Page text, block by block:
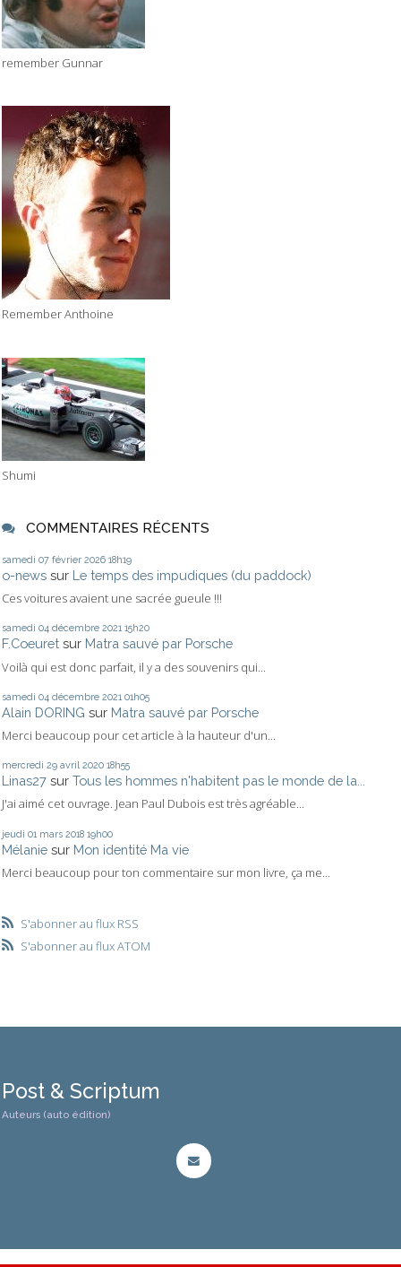
remember Gunnar
Remember Anthoine
Shumi
COMMENTAIRES RÉCENTS
samedi 07 février 2026 18h19
o-news sur Le temps des impudiques (du paddock)
Ces voitures avaient une sacrée gueule !!!
samedi 04 décembre 2021 15h20
F.Coeuret sur Matra sauvé par Porsche
Voilà qui est donc parfait, il y a des souvenirs qui...
samedi 04 décembre 2021 01h05
Alain DORING sur Matra sauvé par Porsche
Merci beaucoup pour cet article à la hauteur d'un...
mercredi 29 avril 2020 18h55
Linas27 sur Tous les hommes n'habitent pas le monde de la...
J'ai aimé cet ouvrage. Jean Paul Dubois est très agréable...
jeudi 01 mars 2018 19h00
Mélanie sur Mon identité Ma vie
Merci beaucoup pour ton commentaire sur mon livre, ça me...
S'abonner au flux RSS
S'abonner au flux ATOM
Post & Scriptum
Auteurs (auto édition)